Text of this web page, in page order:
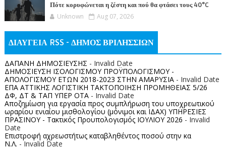
Πότε κορυφώνεται η ζέστη και πού θα φτάσει τους 40°C
Unknown Aug 07, 2026
ΔΙΑΥΓΕΙΑ RSS - ΔΗΜΟΣ ΒΡΙΛΗΣΣΙΩΝ
ΔΑΠΑΝΗ ΔΗΜΟΣΙΕΥΣΗΣ - Invalid Date
ΔΗΜΟΣΙΕΥΣΗ ΙΣΟΛΟΓΙΣΜΟΥ ΠΡΟΫΠΟΛΟΓΙΣΜΟΥ -
ΑΠΟΛΟΓΙΣΜΟΥ ΕΤΩΝ 2018-2023 ΣΤΗΝ ΑΜΑΡΥΣΙΑ- Invalid Date
ΕΠΑ ΑΤΤΙΚΗΣ ΛΟΓΙΣΤΙΚΗ ΤΑΚΤΟΠΟΙΗΣΗ ΠΡΟΜΗΘΕΙΑΣ 5/26
ΔΦ, ΔΤ & ΤΑΠ ΥΠΕΡ ΟΤΑ- Invalid Date
Αποζημίωση για εργασία προς συμπλήρωση του υποχρεωτικού
ωραρίου ενιαίου μισθολογίου (μόνιμοι και ΙΔΑΧ) ΥΠΗΡΕΣΙΕΣ
ΠΡΑΣΙΝΟΥ - Τακτικός Προυπολογισμός ΙΟΥΛΙΟΥ 2026 - Invalid
Date
Επιστροφή αχρεωστήτως καταβληθέντος ποσoύ στην κα
Ν.Λ. - Invalid Date